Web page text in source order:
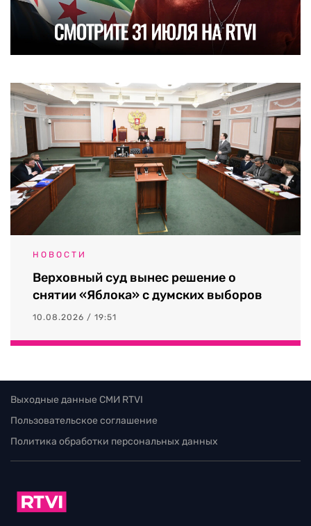
НОВОСТИ
Верховный суд вынес решение о
снятии «Яблока» с думских выборов
10.08.2026 / 19:51
Выходные данные СМИ RTVI
Пользовательское соглашение
Политика обработки персональных данных